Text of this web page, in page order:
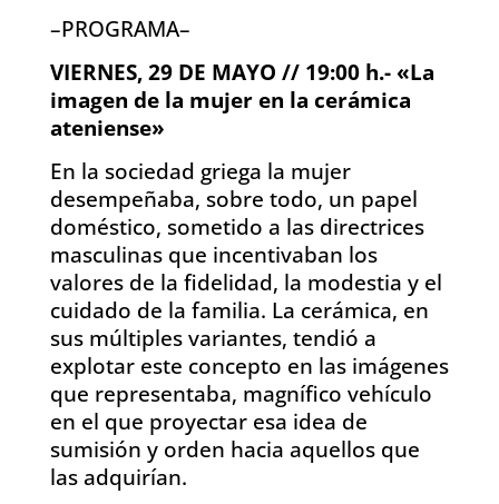
–PROGRAMA–
VIERNES, 29 DE MAYO // 19:00 h.- «La
imagen de la mujer en la cerámica
ateniense»
En la sociedad griega la mujer
desempeñaba, sobre todo, un papel
doméstico, sometido a las directrices
masculinas que incentivaban los
valores de la fidelidad, la modestia y el
cuidado de la familia. La cerámica, en
sus múltiples variantes, tendió a
explotar este concepto en las imágenes
que representaba, magnífico vehículo
en el que proyectar esa idea de
sumisión y orden hacia aquellos que
las adquirían.